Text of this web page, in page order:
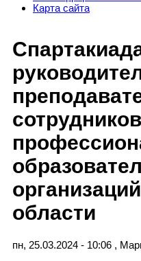
Карта сайта
сотрудников
области
пн, 25.03.2024 - 10:06 ,